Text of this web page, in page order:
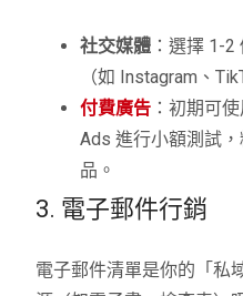
社交媒體 ：選擇 1-
（如 Instagram、
付費廣告 ：初期可
Ads 進行小額測試
品。
3. 電子郵件行銷
電子郵件清單是你的「私